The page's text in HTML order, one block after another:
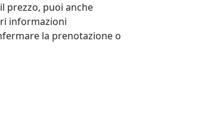
prezzo, puoi anche
informazioni
la prenotazione o